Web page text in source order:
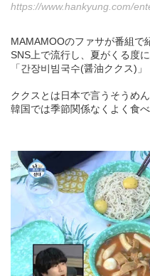
https://www.hankyung.com/
MAMAMOOのファサが番組で
SNS上で流行し、夏がくる度
「간장비빔국수(醤油ククス)」
ククスとは日本で言うそうめ
韓国では季節関係なくよく食